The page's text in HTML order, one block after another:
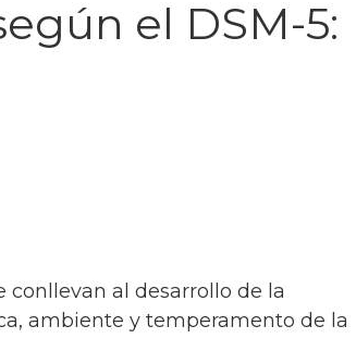
el DSM-5:
conllevan al desarrollo de la
ambiente y temperamento de la